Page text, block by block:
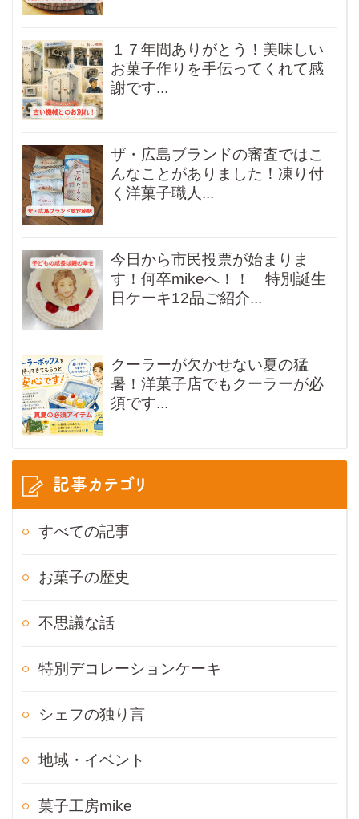
１７年間ありがとう！美味しい
お菓子作りを手伝ってくれて感
謝です...
ザ・広島ブランドの審査ではこ
んなことがありました！凍り付
く洋菓子職人...
今日から市民投票が始まりま
す！何卒mikeへ！！ 特別誕生
日ケーキ12品ご紹介...
クーラーが欠かせない夏の猛
暑！洋菓子店でもクーラーが必
須です...
記事カテゴリ
すべての記事
お菓子の歴史
不思議な話
特別デコレーションケーキ
シェフの独り言
地域・イベント
菓子工房mike